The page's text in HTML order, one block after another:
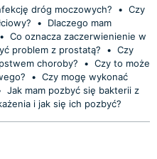
dróg moczowych? • Czy
•
Dlaczego mam
• Co oznacza zaczerwienienie w
problem z prostatą? • Czy
choroby?
• Czy to może
• Czy mogę wykonać
Jak mam pozbyć się bakterii z
i jak się ich pozbyć?